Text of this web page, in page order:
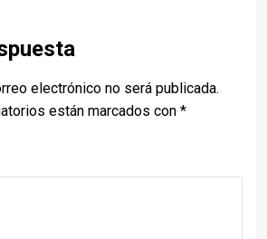
electrónico no será publicada.
están marcados con *